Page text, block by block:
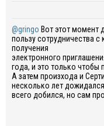
@gringo Вот этот момент
пользу сотрудничества с
получения
электронного
года, и это только чтобы
А затем произхода и
несколько лет
всего добился, но сам